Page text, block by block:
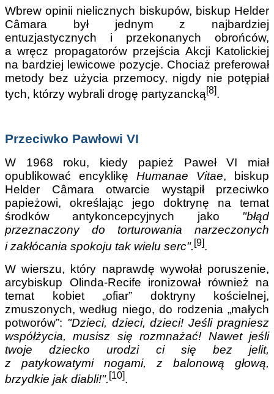
Wbrew opinii nielicznych biskupów, biskup Helder
Câmara był jednym z najbardziej
entuzjastycznych i przekonanych obrońców,
a wręcz propagatorów przejścia Akcji Katolickiej
na bardziej lewicowe pozycje. Chociaż preferował
metody bez użycia przemocy, nigdy nie potępiał
tych, którzy wybrali drogę partyzancką[8].
Przeciwko Pawłowi VI
W 1968 roku, kiedy papież Paweł VI miał
opublikować encyklikę Humanae Vitae, biskup
Helder Câmara otwarcie wystąpił przeciwko
papieżowi, określając jego doktrynę na temat
środków antykoncepcyjnych jako "błąd
przeznaczony do torturowania narzeczonych
i zakłócania spokoju tak wielu serc".[9].
W wierszu, który naprawdę wywołał poruszenie,
arcybiskup Olinda-Recife ironizował również na
temat kobiet „ofiar” doktryny kościelnej,
zmuszonych, według niego, do rodzenia „małych
potworów”: "Dzieci, dzieci, dzieci! Jeśli pragniesz
współżycia, musisz się rozmnażać! Nawet jeśli
twoje dziecko urodzi ci się bez jelit,
z patykowatymi nogami, z balonową głową,
brzydkie jak diabli!". [10].